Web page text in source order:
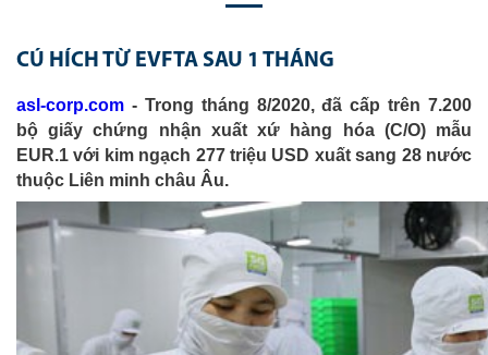
CÚ HÍCH TỪ EVFTA SAU 1 THÁNG
asl-corp.com - Trong tháng 8/2020, đã cấp trên 7.200
bộ giấy chứng nhận xuất xứ hàng hóa (C/O) mẫu
EUR.1 với kim ngạch 277 triệu USD xuất sang 28 nước
thuộc Liên minh châu Âu.